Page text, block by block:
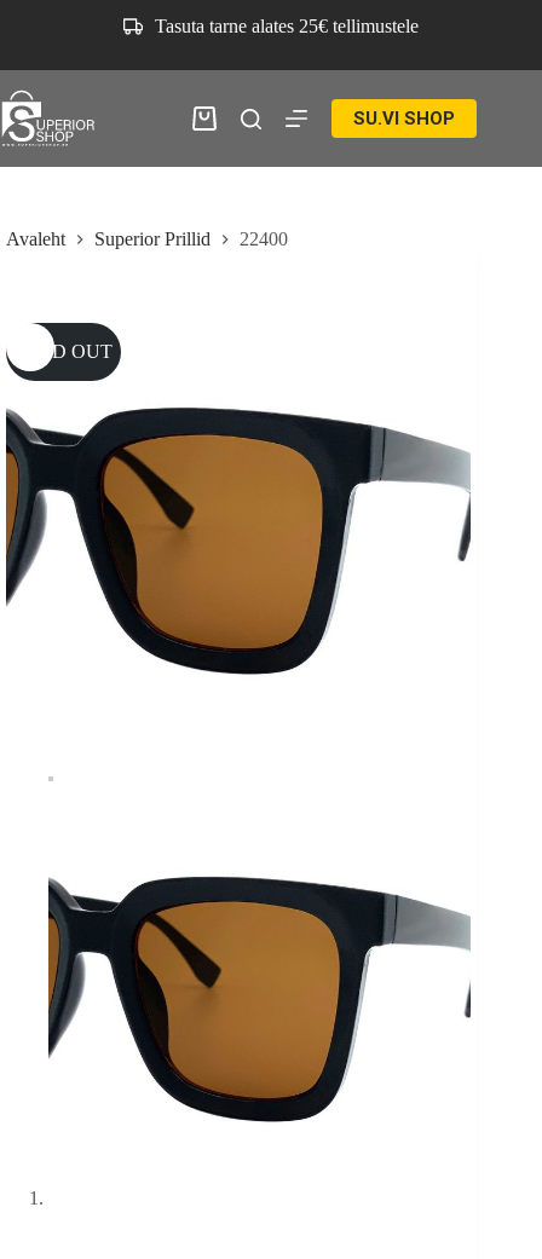
Tasuta tarne alates 25€ tellimustele
Ostukorv SU.VI SHOP
Avaleht Superior Prillid 22400
SOLD OUT